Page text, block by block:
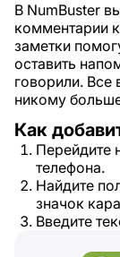
В NumBuster
комментарии
заметки
оставить
говорили. Все
никому
Как
Перейдите
телефона.
Найдите
значок
Введите